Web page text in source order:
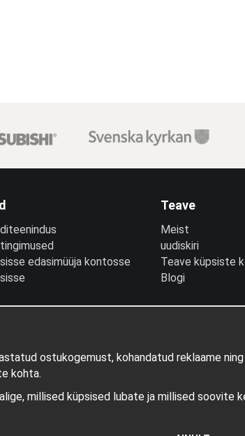
edasimüüja kontosse
Teave
Meist
uudiskiri
Teave küpsiste
Blogi
ostukogemust, kohandatud reklaame
kohta.
millised küpsised lubate ja millised soovite